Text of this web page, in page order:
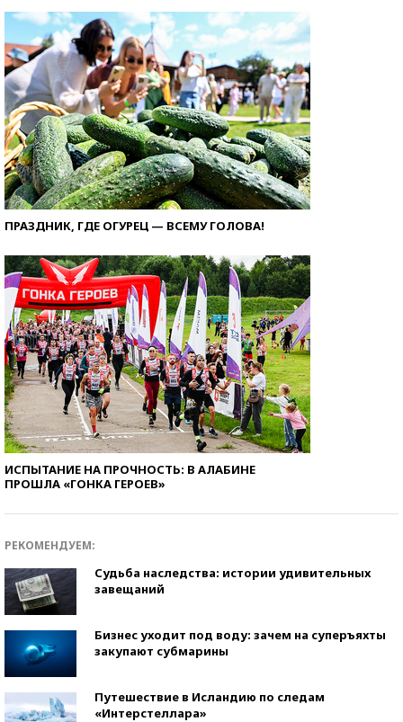
ПРАЗДНИК, ГДЕ ОГУРЕЦ — ВСЕМУ ГОЛОВА!
ИСПЫТАНИЕ НА ПРОЧНОСТЬ: В АЛАБИНЕ
ПРОШЛА «ГОНКА ГЕРОЕВ»
РЕКОМЕНДУЕМ:
Судьба наследства: истории удивительных
завещаний
Бизнес уходит под воду: зачем на суперъяхты
закупают субмарины
Путешествие в Исландию по следам
«Интерстеллара»